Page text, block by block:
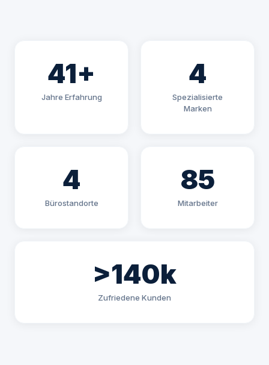
41+
Jahre Erfahrung
4
Spezialisierte
Marken
4
Bürostandorte
85
Mitarbeiter
>140k
Zufriedene Kunden